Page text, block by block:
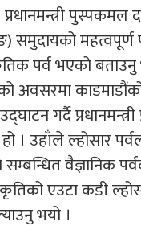
पुस्पकमल
समुदायको महत्वपूर्ण
पर्व भएको
अवसरमा
गर्दै
। उहाँले ल्होसार
वैज्ञानिक
एउटा कडी
भयो ।